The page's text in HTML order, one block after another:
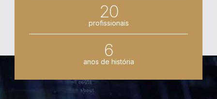
20
profissionais
6
anos de história